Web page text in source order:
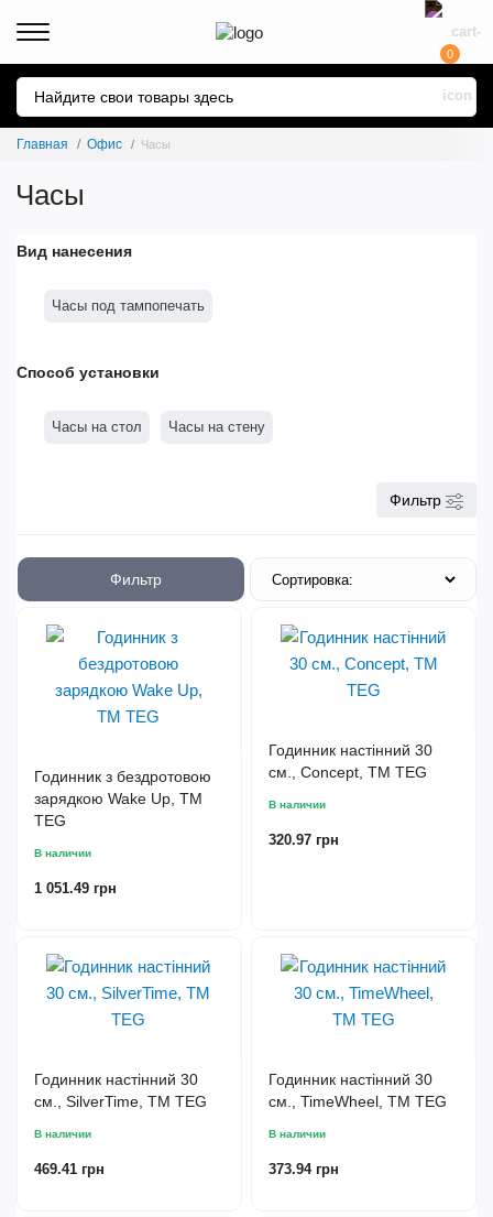
0
Главная Офис Часы
Часы
Вид нанесения
Часы под тампопечать
Способ установки
Часы на стол Часы на стену
Фильтр
Фильтр
Годинник з бездротовою
зарядкою Wake Up, TM
TEG
В наличии
1 051.49 грн
Годинник настінний 30
см., Concept, TM TEG
В наличии
320.97 грн
Годинник настінний 30
см., SilverTime, TM TEG
В наличии
469.41 грн
Годинник настінний 30
см., TimeWheel, TM TEG
В наличии
373.94 грн